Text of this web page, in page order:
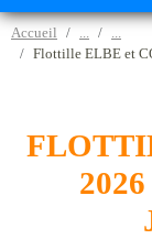
Accueil
Flottille ELBE et